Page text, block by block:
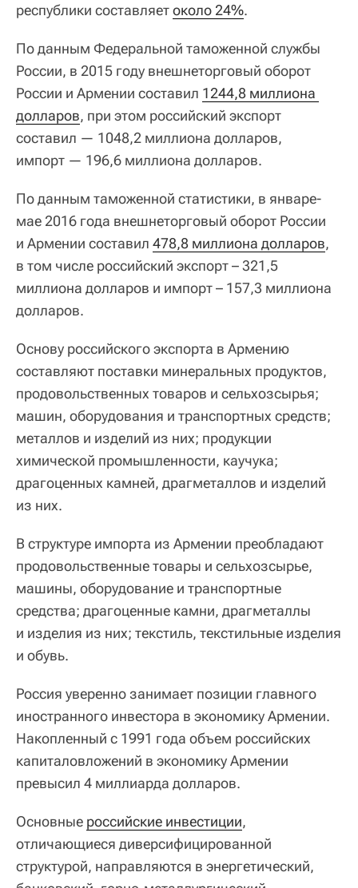
республики составляетоколо 24%.
По данным Федеральной таможенной службы
России, в 2015 году внешнеторговый оборот
России и Армении составил 1244,8 миллиона
долларов, при этом российский экспорт
составил — 1048,2 миллиона долларов,
импорт — 196,6 миллиона долларов.
По данным таможенной статистики, в январе-
мае 2016 года внешнеторговый оборот России
и Армении составил 478,8 миллиона долларов,
в том числе российский экспорт – 321,5
миллиона долларов и импорт – 157,3 миллиона
долларов.
Основу российского экспорта в Армению
составляют поставки минеральных продуктов,
продовольственных товаров и сельхозсырья;
машин, оборудования и транспортных средств;
металлов и изделий из них; продукции
химической промышленности, каучука;
драгоценных камней, драгметаллов и изделий
из них.
В структуре импорта из Армении преобладают
продовольственные товары и сельхозсырье,
машины, оборудование и транспортные
средства; драгоценные камни, драгметаллы
и изделия из них; текстиль, текстильные изделия
и обувь.
Россия уверенно занимает позиции главного
иностранного инвестора в экономику Армении.
Накопленный с 1991 года объем российских
капиталовложений в экономику Армении
превысил 4 миллиарда долларов.
Основные российские инвестиции,
отличающиеся диверсифицированной
структурой, направляются в энергетический,